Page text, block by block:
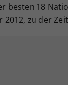
besten 18
2012, zu der